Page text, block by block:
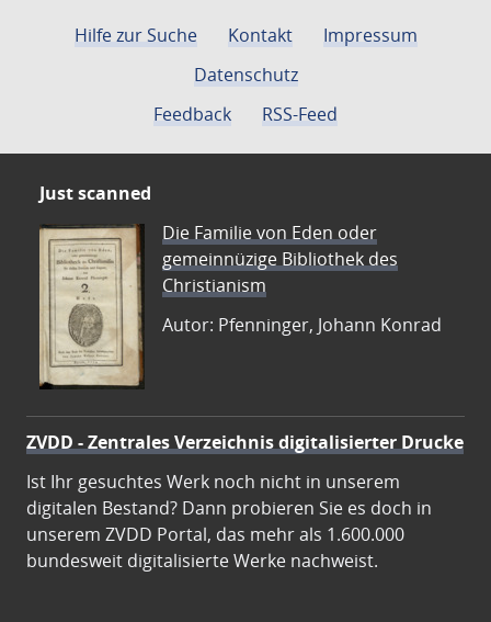
Hilfe zur Suche Kontakt
Impressum
Datenschutz
Feedback
RSS-Feed
Just scanned
Die Familie von Eden oder
gemeinnüzige Bibliothek des
Christianism
Autor: Pfenninger, Johann Konrad
ZVDD - Zentrales Verzeichnis digitalisierter Drucke
Ist Ihr gesuchtes Werk noch nicht in unserem
digitalen Bestand? Dann probieren Sie es doch in
unserem ZVDD Portal, das mehr als 1.600.000
bundesweit digitalisierte Werke nachweist.